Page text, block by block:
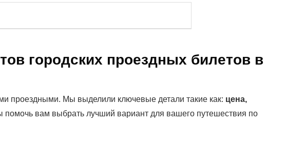
городских проездных билетов в
проездными. Мы выделили ключевые детали такие как: цена,
вам выбрать лучший вариант для вашего путешествия по